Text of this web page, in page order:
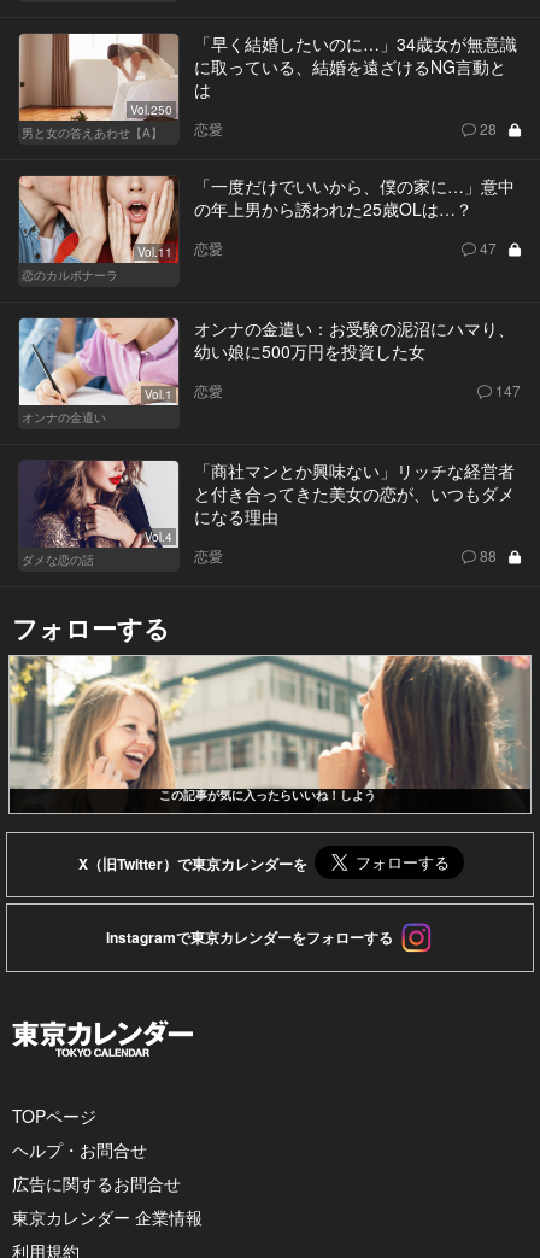
Vol.250
男と女の答えあわせ【A】
「早く結婚したいのに…」34歳女が無意識
に取っている、結婚を遠ざけるNG言動と
は
恋愛 28
Vol.11
恋のカルボナーラ
「一度だけでいいから、僕の家に…」意中
の年上男から誘われた25歳OLは…？
恋愛 47
Vol.1
オンナの金遣い
オンナの金遣い：お受験の泥沼にハマり、
幼い娘に500万円を投資した女
恋愛 147
Vol.4
ダメな恋の話
「商社マンとか興味ない」リッチな経営者
と付き合ってきた美女の恋が、いつもダメ
になる理由
恋愛 88
フォローする
この記事が気に入ったらいいね！しよう
X（旧Twitter）で東京カレンダーを
Instagramで東京カレンダーをフォローする
TOPページ
ヘルプ・お問合せ
広告に関するお問合せ
東京カレンダー 企業情報
利用規約